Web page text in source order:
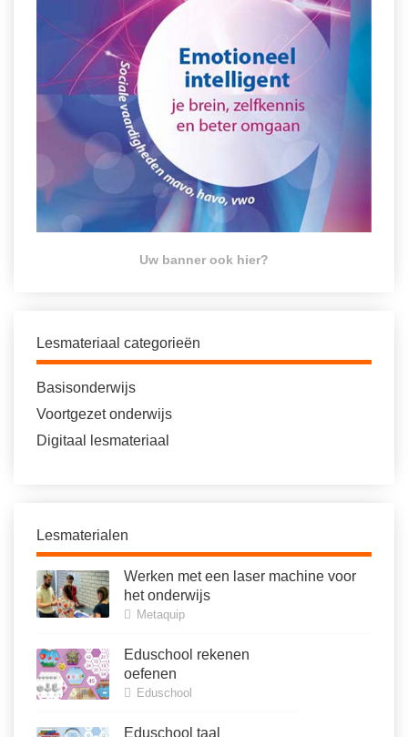
Uw banner ook hier?
Lesmateriaal categorieën
Basisonderwijs
Voortgezet onderwijs
Digitaal lesmateriaal
Lesmaterialen
Werken met een laser machine voor
het onderwijs
Metaquip
Eduschool rekenen
oefenen
Eduschool
Eduschool taal